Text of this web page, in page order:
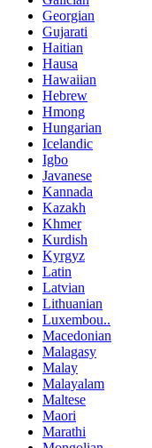
Georgian
Gujarati
Haitian
Hausa
Hawaiian
Hebrew
Hmong
Hungarian
Icelandic
Igbo
Javanese
Kannada
Kazakh
Khmer
Kurdish
Kyrgyz
Latin
Latvian
Lithuanian
Luxembou..
Macedonian
Malagasy
Malay
Malayalam
Maltese
Maori
Marathi